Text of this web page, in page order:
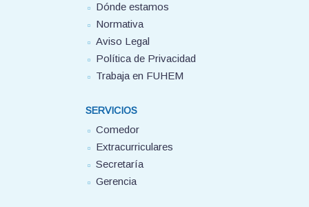
Dónde estamos
Normativa
Aviso Legal
Política de Privacidad
Trabaja en FUHEM
SERVICIOS
Comedor
Extracurriculares
Secretaría
Gerencia